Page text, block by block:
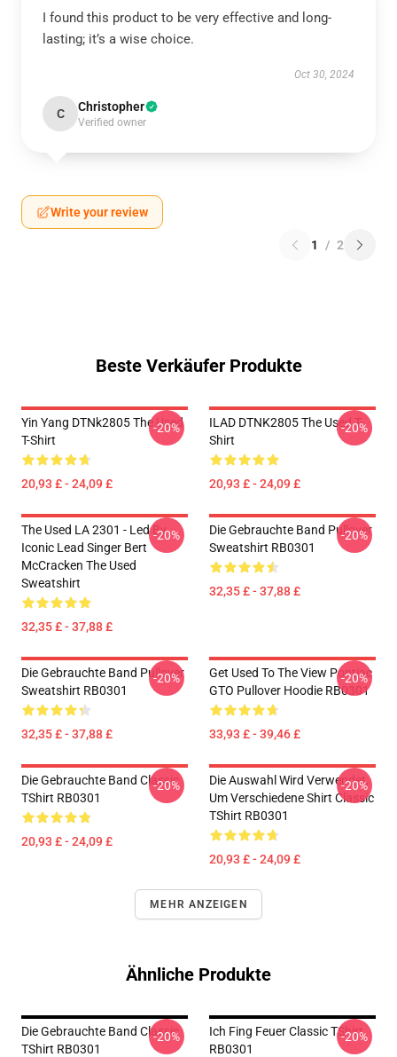
I found this product to be very effective and long-
lasting; it’s a wise choice.
Oct 30, 2024
C Christopher
Verified owner
Write your review
1 / 2
Beste Verkäufer Produkte
Yin Yang DTNk2805 The Used
T-Shirt
20,93 £ - 24,09 £
-20%
ILAD DTNK2805 The Used T-
Shirt
20,93 £ - 24,09 £
-20%
The Used LA 2301 - Led By
Iconic Lead Singer Bert
McCracken The Used
Sweatshirt
32,35 £ - 37,88 £
-20%
Die Gebrauchte Band Pullover
Sweatshirt RB0301
32,35 £ - 37,88 £
-20%
Die Gebrauchte Band Pullover
Sweatshirt RB0301
32,35 £ - 37,88 £
-20%
Get Used To The View Pontiac
GTO Pullover Hoodie RB0301
33,93 £ - 39,46 £
-20%
Die Gebrauchte Band Classic
TShirt RB0301
20,93 £ - 24,09 £
-20%
Die Auswahl Wird Verwendet,
Um Verschiedene Shirt Classic
TShirt RB0301
20,93 £ - 24,09 £
-20%
MEHR ANZEIGEN
Ähnliche Produkte
Die Gebrauchte Band Classic
TShirt RB0301
-20%
Ich Fing Feuer Classic TShirt
RB0301
-20%